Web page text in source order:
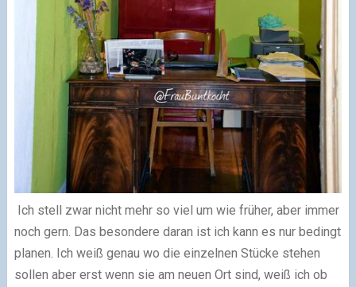
Ich stell zwar nicht mehr so viel um wie früher, aber immer
noch gern. Das besondere daran ist ich kann es nur bedingt
planen. Ich weiß genau wo die einzelnen Stücke stehen
sollen aber erst wenn sie am neuen Ort sind, weiß ich ob